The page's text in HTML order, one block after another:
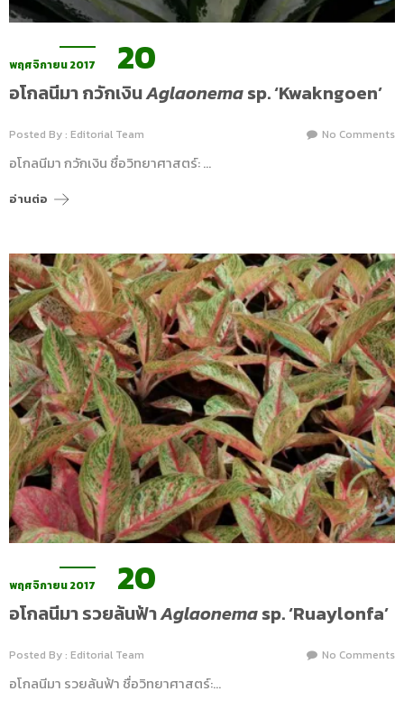
พฤศจิกายน 2017 20
อโกลนีมา กวักเงินAglaonemasp. ‘Kwakngoen’
Posted By : Editorial Team No Comments
อโกลนีมา กวักเงิน ชื่อวิทยาศาสตร์: …
อ่านต่อ
พฤศจิกายน 2017 20
อโกลนีมา รวยล้นฟ้าAglaonemasp. ‘Ruaylonfa’
Posted By : Editorial Team No Comments
อโกลนีมา รวยล้นฟ้า ชื่อวิทยาศาสตร์:…